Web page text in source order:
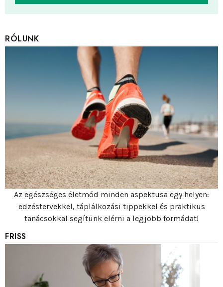
RÓLUNK
Az egészséges életmód minden aspektusa egy helyen:
edzéstervekkel, táplálkozási tippekkel és praktikus
tanácsokkal segítünk elérni a legjobb formádat!
FRISS